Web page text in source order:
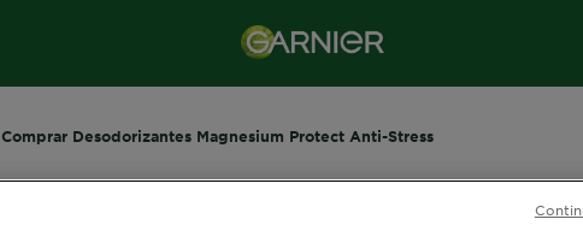
Comprar Desodorizantes Magnesium Protect Anti-Stress